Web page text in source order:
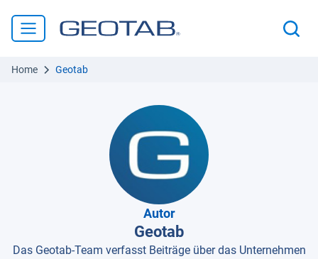
Home Geotab
Autor
Geotab
Das Geotab-Team verfasst Beiträge über das Unternehmen